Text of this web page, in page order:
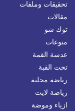
تحقيقات وملفات
مقالات
توك شو
منوعات
عدسة القمة
تحت القبة
رياضة محلية
رياضة لايت
ازياء وموضة